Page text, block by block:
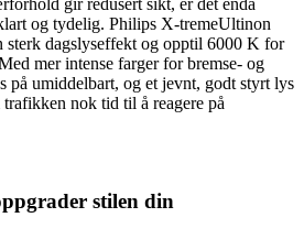
gir redusert sikt, er det enda
og tydelig. Philips X-tremeUltinon
dagslyseffekt og opptil 6000 K for
mer intense farger for bremse- og
på umiddelbart, og et jevnt, godt styrt lys
nok tid til å reagere på
stilen din